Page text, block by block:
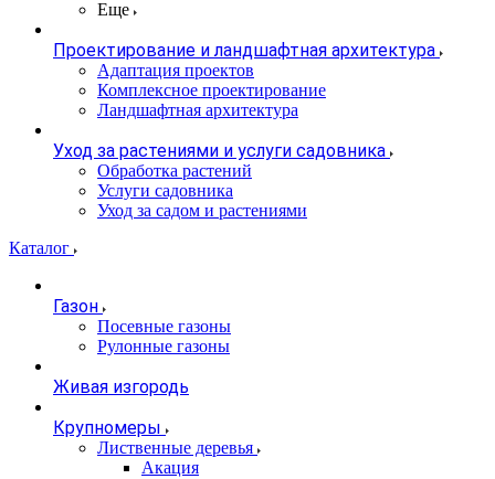
Еще
Проектирование и ландшафтная архитектура
Адаптация проектов
Комплексное проектирование
Ландшафтная архитектура
Уход за растениями и услуги садовника
Обработка растений
Услуги садовника
Уход за садом и растениями
Каталог
Газон
Посевные газоны
Рулонные газоны
Живая изгородь
Крупномеры
Лиственные деревья
Акация